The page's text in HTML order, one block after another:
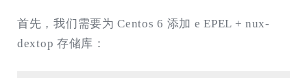
首先，我们需要为 Centos 6 添加 e EPEL + nux-
dextop 存储库：